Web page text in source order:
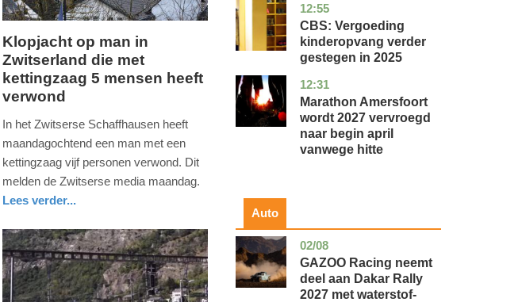
maandag,
24.
juli
2017
13:52
Update:
04-
2025
09:10
Klopjacht op man in
Zwitserland die met
kettingzaag 5 mensen heeft
verwond
In het Zwitserse Schaffhausen heeft
maandagochtend een man met een
kettingzaag vijf personen verwond. Dit
melden de Zwitserse media maandag.
Lees verder...
12:55
zuid-
holland
economie
CBS: Vergoeding
kinderopvang verder
gestegen in 2025
12:31
utrecht
nieuws
Marathon Amersfoort
wordt 2027 vervroegd
naar begin april
vanwege hitte
Auto
02/08
auto
GAZOO Racing neemt
deel aan Dakar Rally
2027 met waterstof-